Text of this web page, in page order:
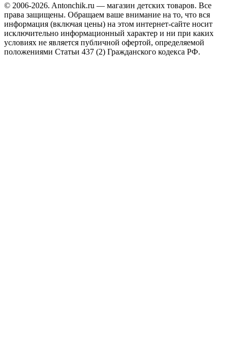
© 2006-2026. Antonchik.ru — магазин детских товаров. Все
права защищены. Обращаем ваше внимание на то, что вся
информация (включая цены) на этом интернет-сайте носит
исключительно информационный характер и ни при каких
условиях не является публичной офертой, определяемой
положениями Статьи 437 (2) Гражданского кодекса РФ.